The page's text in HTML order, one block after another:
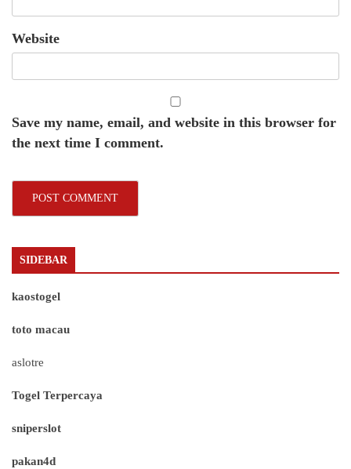
Website
Save my name, email, and website in this browser for
the next time I comment.
SIDEBAR
kaostogel
toto macau
aslotre
Togel Terpercaya
sniperslot
pakan4d